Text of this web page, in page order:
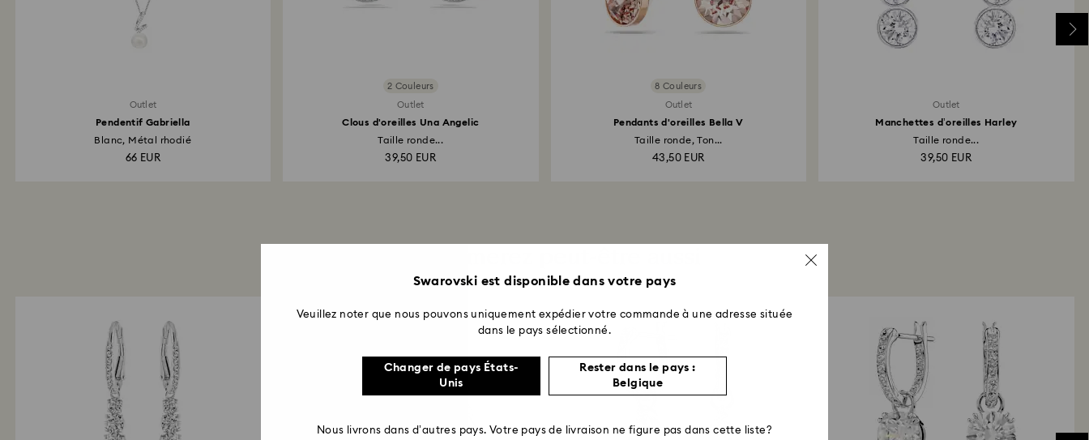
Outlet
Pendentif Gabriella
Blanc, Métal rhodié
66 EUR
2 Couleurs
Outlet
Clous d'oreilles Una Angelic
Taille ronde...
39,50 EUR
8 Couleurs
Outlet
Pendants d'oreilles Bella V
Taille ronde, Ton...
43,50 EUR
Outlet
Manchettes d’oreilles Harley
Taille ronde...
39,50 EUR
Swarovski est disponible dans votre pays
Veuillez noter que nous pouvons uniquement expédier votre commande à une adresse située
dans le pays sélectionné.
Changer de pays États-
Unis
Rester dans le pays :
Belgique
Nous livrons dans d’autres pays. Votre pays de livraison ne figure pas dans cette liste?